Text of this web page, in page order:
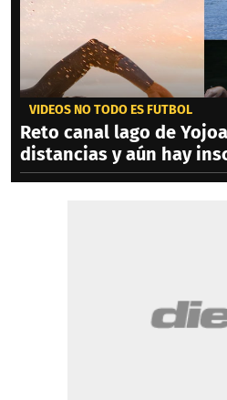
VIDEOS NO TODO ES FÚTBOL
Reto canal lago de
distancias y aún hay